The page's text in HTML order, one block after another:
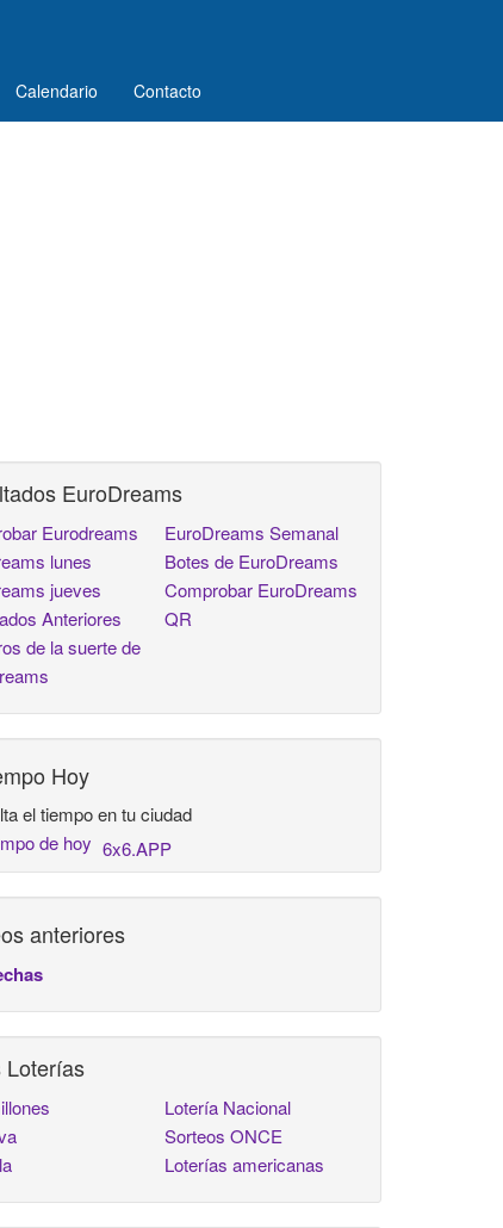
Calendario Contacto
EuroDreams
Eurodreams
lunes
jueves
Anteriores
de la suerte de
EuroDreams Semanal
Botes de EuroDreams
Comprobar EuroDreams
QR
Hoy
el tiempo en tu ciudad
6x6.APP
anteriores
Loterías
Lotería Nacional
Sorteos ONCE
Loterías americanas